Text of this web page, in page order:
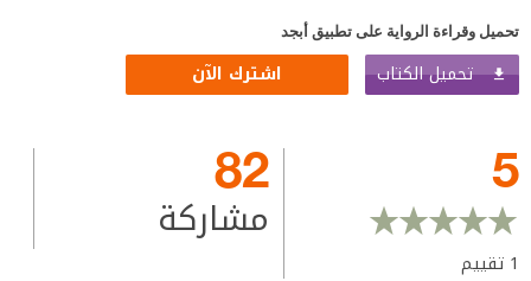
تحميل وقراءة الرواية على تطبيق أبجد
تحميل الكتاب اشترك الآن
5
1 تقييم
82
مشاركة